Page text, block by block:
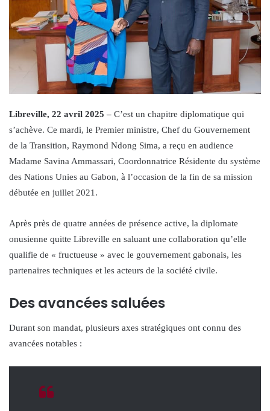
Libreville, 22 avril 2025 – C’est un chapitre diplomatique qui
s’achève. Ce mardi, le Premier ministre, Chef du Gouvernement
de la Transition, Raymond Ndong Sima, a reçu en audience
Madame Savina Ammassari, Coordonnatrice Résidente du système
des Nations Unies au Gabon, à l’occasion de la fin de sa mission
débutée en juillet 2021.
Après près de quatre années de présence active, la diplomate
onusienne quitte Libreville en saluant une collaboration qu’elle
qualifie de « fructueuse » avec le gouvernement gabonais, les
partenaires techniques et les acteurs de la société civile.
Des avancées saluées
Durant son mandat, plusieurs axes stratégiques ont connu des
avancées notables :